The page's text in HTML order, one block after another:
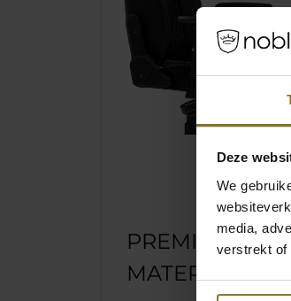
Deze
We
media,
verstrekt of
PREMIUM
MATERIALEN